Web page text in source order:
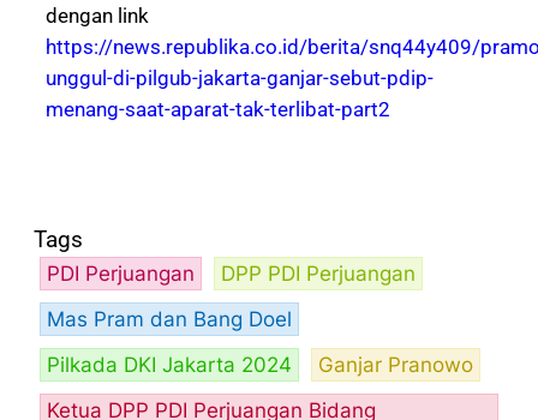
dengan link
https://news.republika.co.id/berita/snq44y409/
unggul-di-pilgub-jakarta-ganjar-sebut-pdip-
menang-saat-aparat-tak-terlibat-part2
Tags
PDI Perjuangan
DPP PDI Perjuangan
Mas Pram dan Bang Doel
Pilkada DKI Jakarta 2024
Ganjar Pranowo
Ketua DPP PDI Perjuangan Bidang